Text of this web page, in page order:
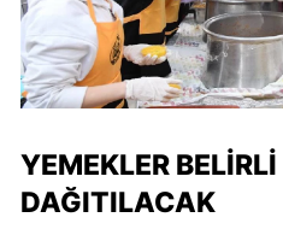
YEMEKLER
DAĞITILACAK